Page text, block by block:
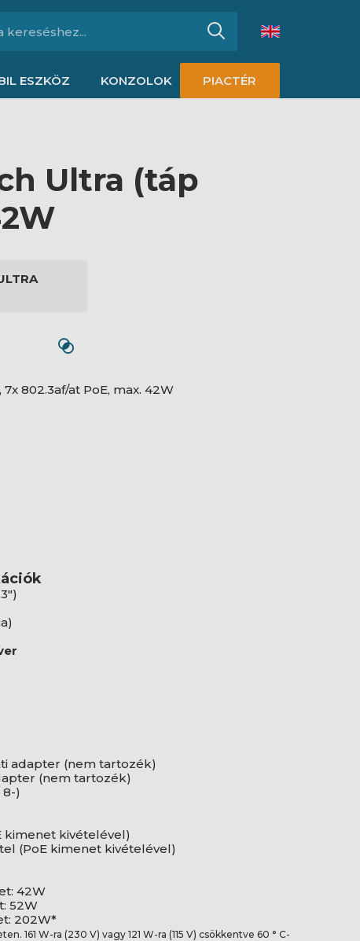
ESZKÖZ KONZOLOK PIACTÉR
Ultra (táp
802.3af/at PoE, max. 42W
adapter (nem tartozék)
(nem tartozék)
8-)
kimenet kivételével)
(PoE kimenet kivételével)
42W
52W
202W*
161 W-ra (230 V) vagy 121 W-ra (115 V) csökkentve 60 ° C-